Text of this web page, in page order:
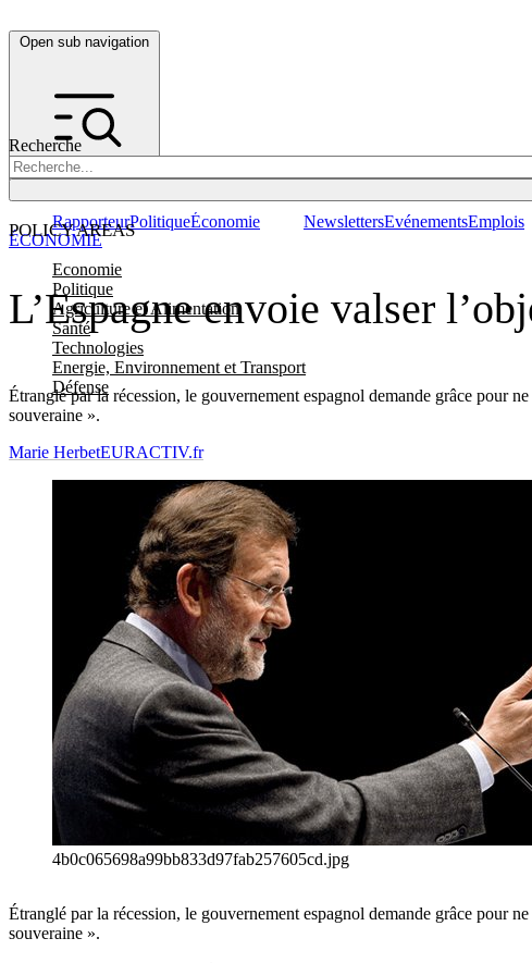
Open sub navigation
Recherche
POLICY AREAS
Economie
Politique
Agriculture et Alimentation
Santé
Technologies
Energie, Environnement et Transport
Défense
RapporteurPolitiqueÉconomie NewslettersEvénementsEmplois
L’Espagne envoie valser
Étranglé par la récession, le gouvernement espagnol demande grâce pour
souveraine ».
ÉCONOMIE
Marie HerbetEURACTIV.fr
4b0c065698a99bb833d97fab257605cd.jpg
Étranglé par la récession, le gouvernement espagnol demande grâce pour
souveraine ».